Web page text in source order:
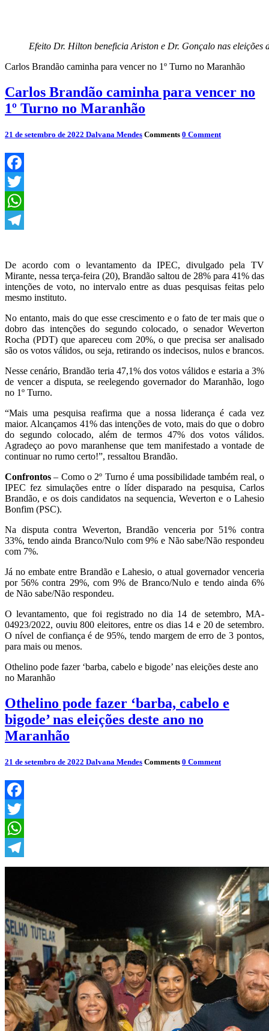
Efeito Dr. Hilton beneficia Ariston e Dr. Gonçalo nas eleições
Carlos Brandão caminha para vencer no 1º Turno no Maranhão
Carlos Brandão caminha para vencer no
1º Turno no Maranhão
21 de setembro de 2022 Dalvana Mendes Comments 0 Comment
Facebook
Twitter
WhatsApp
De acordo com o levantamento da IPEC, divulgado pela TV
Mirante, nessa terça-feira (20), Brandão saltou de 28% para 41% das
intenções de voto, no intervalo entre as duas pesquisas feitas pelo
mesmo instituto.
No entanto, mais do que esse crescimento e o fato de ter mais que o
dobro das intenções do segundo colocado, o senador Weverton
Rocha (PDT) que apareceu com 20%, o que precisa ser analisado
são os votos válidos, ou seja, retirando os indecisos, nulos e brancos.
Nesse cenário, Brandão teria 47,1% dos votos válidos e estaria a 3%
de vencer a disputa, se reelegendo governador do Maranhão, logo
no 1º Turno.
“Mais uma pesquisa reafirma que a nossa liderança é cada vez
maior. Alcançamos 41% das intenções de voto, mais do que o dobro
do segundo colocado, além de termos 47% dos votos válidos.
Agradeço ao povo maranhense que tem manifestado a vontade de
continuar no rumo certo!”, ressaltou Brandão.
Confrontos– Como o 2º Turno é uma possibilidade também real, o
IPEC fez simulações entre o líder disparado na pesquisa, Carlos
Brandão, e os dois candidatos na sequencia, Weverton e o Lahesio
Bonfim (PSC).
Na disputa contra Weverton, Brandão venceria por 51% contra
33%, tendo ainda Branco/Nulo com 9% e Não sabe/Não respondeu
com 7%.
Já no embate entre Brandão e Lahesio, o atual governador venceria
por 56% contra 29%, com 9% de Branco/Nulo e tendo ainda 6%
de Não sabe/Não respondeu.
O levantamento, que foi registrado no dia 14 de setembro, MA-
04923/2022, ouviu 800 eleitores, entre os dias 14 e 20 de setembro.
O nível de confiança é de 95%, tendo margem de erro de 3 pontos,
para mais ou menos.
Othelino pode fazer ‘barba, cabelo e bigode’ nas eleições deste ano
no Maranhão
Othelino pode fazer ‘barba, cabelo e
bigode’ nas eleições deste ano no
Maranhão
21 de setembro de 2022 Dalvana Mendes Comments 0 Comment
Facebook
Twitter
WhatsApp
Telegram